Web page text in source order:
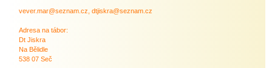
vever.mar@seznam.cz, dtjiskra@seznam.cz
Adresa na tábor:
Dt Jiskra
Na Bělidle
538 07 Seč